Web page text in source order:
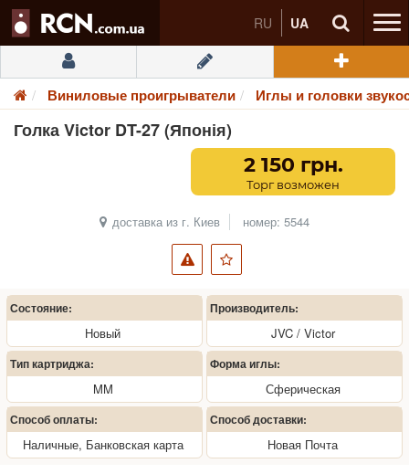
RU UA
Виниловые проигрыватели Иглы и головки
Голка Victor DT-27 (Японія)
2 150 грн.
Торг возможен
доставка из г. Киев номер: 5544
Состояние:
Новый
Производитель:
JVC / Victor
Тип картриджа:
MM
Форма иглы:
Сферическая
Способ оплаты:
Наличные, Банковская карта
Способ доставки:
Новая Почта